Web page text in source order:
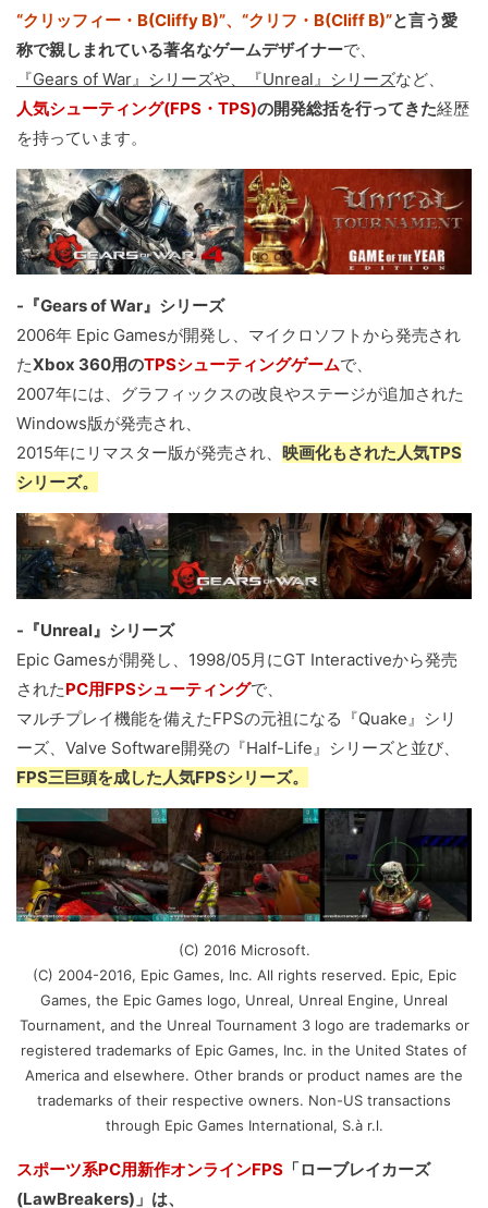
“クリッフィー・B(Cliffy B)”、“クリフ・B(Cliff B)”と言う愛
称で親しまれている著名なゲームデザイナーで、
『Gears of War』シリーズや、『Unreal』シリーズなど、
人気シューティング(FPS・TPS)の開発総括を行ってきた経歴
を持っています。
-『Gears of War』シリーズ
2006年 Epic Gamesが開発し、マイクロソフトから発売され
たXbox 360用のTPSシューティングゲームで、
2007年には、グラフィックスの改良やステージが追加された
Windows版が発売され、
2015年にリマスター版が発売され、 映画化もされた人気TPS
シリーズ。
-『Unreal』シリーズ
Epic Gamesが開発し、1998/05月にGT Interactiveから発売
されたPC用FPSシューティングで、
マルチプレイ機能を備えたFPSの元祖になる『Quake』シリ
ーズ、Valve Software開発の『Half-Life』シリーズと並び、
FPS三巨頭を成した人気FPSシリーズ。
(C) 2016 Microsoft.
(C) 2004-2016, Epic Games, Inc. All rights reserved. Epic, Epic
Games, the Epic Games logo, Unreal, Unreal Engine, Unreal
Tournament, and the Unreal Tournament 3 logo are trademarks or
registered trademarks of Epic Games, Inc. in the United States of
America and elsewhere. Other brands or product names are the
trademarks of their respective owners. Non-US transactions
through Epic Games International, S.à r.l.
スポーツ系PC用新作オンラインFPS 「ローブレイカーズ
(LawBreakers)」は、